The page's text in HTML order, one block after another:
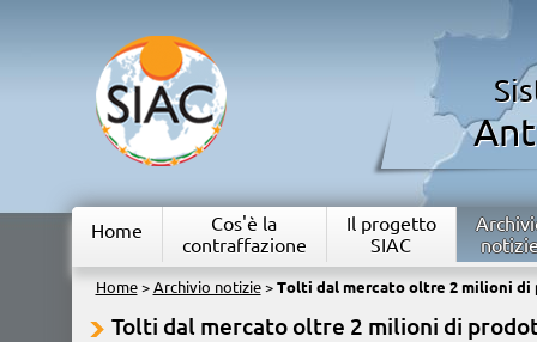
Home
Cos'è la
contraffazione
Il progetto
SIAC
Home> Archivio notizie> Tolti dal mercato oltre 2 milioni
Tolti dal mercato oltre 2 milioni di